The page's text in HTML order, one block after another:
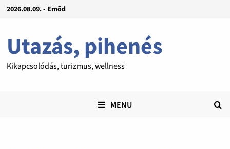
2026.08.09. - Emõd
Utazás, pihenés
Kikapcsolódás, turizmus, wellness
MENU